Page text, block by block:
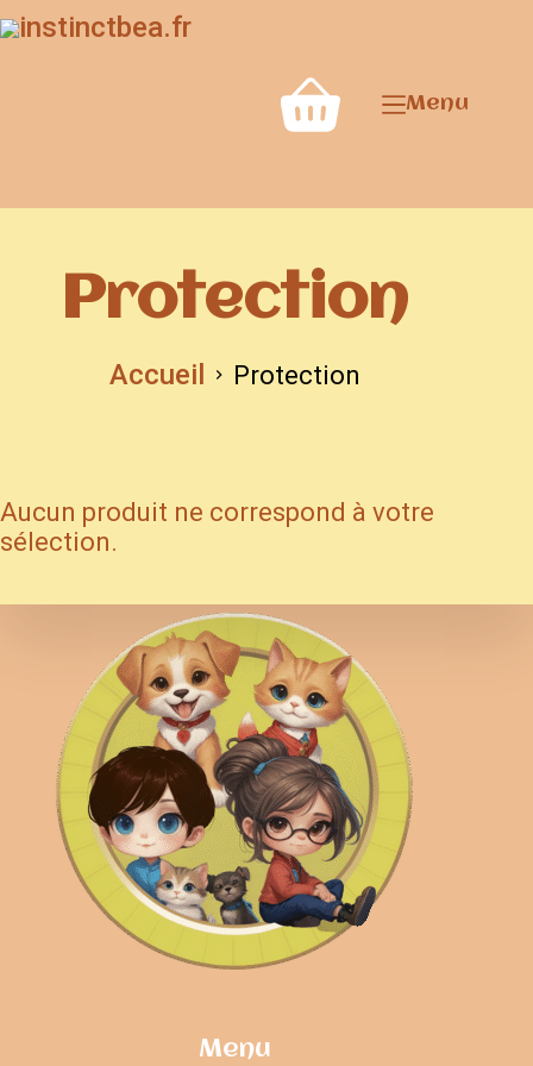
Menu
Protection
Accueil Protection
Aucun produit ne correspond à votre
sélection.
Menu